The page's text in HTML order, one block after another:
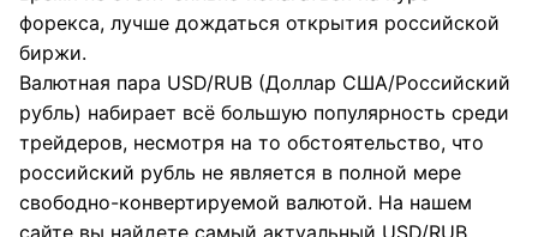
форекса, лучше дождаться открытия российской
биржи.
Валютная пара USD/RUB (Доллар США/Российский
рубль) набирает всё большую популярность среди
трейдеров, несмотря на то обстоятельство, что
российский рубль не является в полной мере
свободно-конвертируемой валютой. На нашем